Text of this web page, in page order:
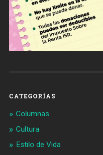
CATEGORÍAS
Columnas
Cultura
Estilo de Vida